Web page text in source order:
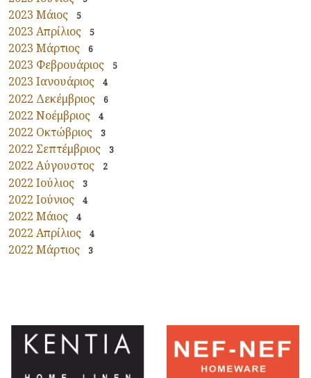
2023 Μάιος 5
2023 Απρίλιος 5
2023 Μάρτιος 6
2023 Φεβρουάριος 5
2023 Ιανουάριος 4
2022 Δεκέμβριος 6
2022 Νοέμβριος 4
2022 Οκτώβριος 3
2022 Σεπτέμβριος 3
2022 Αύγουστος 2
2022 Ιούλιος 3
2022 Ιούνιος 4
2022 Μάιος 4
2022 Απρίλιος 4
2022 Μάρτιος 3